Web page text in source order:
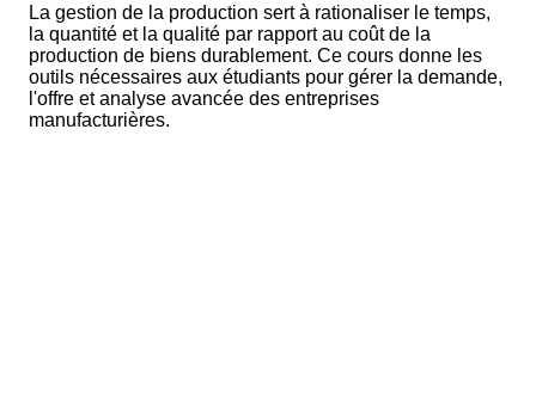
La gestion de la production sert à rationaliser le temps,
la quantité et la qualité par rapport au coût de la
production de biens durablement. Ce cours donne les
outils nécessaires aux étudiants pour gérer la demande,
l'offre et analyse avancée des entreprises
manufacturières.